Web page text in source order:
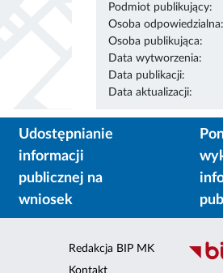
Podmiot publikujący:
Osoba odpowiedzialna:
Osoba publikująca:
Data wytworzenia:
Data publikacji:
Data aktualizacji:
Udostępnianie
informacji
publicznej na
wniosek
Redakcja BIP MK
Kontakt